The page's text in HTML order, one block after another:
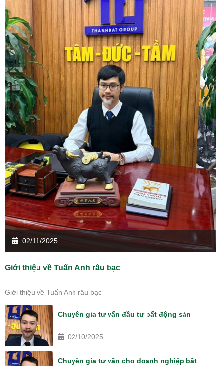
02/11/2025
Giới thiệu về Tuấn Anh râu bạc
Giới thiệu về Tuấn Anh râu bạc
Chuyên gia tư vấn đầu tư bất động sản
02/10/2025
Chuyên gia tư vấn cho doanh nghiệp bất